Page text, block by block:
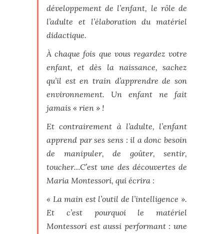
développement de l’enfant, le rôle de
l’adulte et l’élaboration du matériel
didactique.
À chaque fois que vous regardez votre
enfant, et dès la naissance, sachez
qu’il est en train d’apprendre de son
environnement. Un enfant ne fait
jamais « rien » !
Et contrairement à l’adulte, l’enfant
apprend par ses sens : il a donc besoin
de manipuler, de goûter, sentir,
toucher…C’est une des découvertes de
Maria Montessori, qui écrira :
« La main est l’outil de l’intelligence ».
Et c’est pourquoi le matériel
Montessori est aussi performant : une